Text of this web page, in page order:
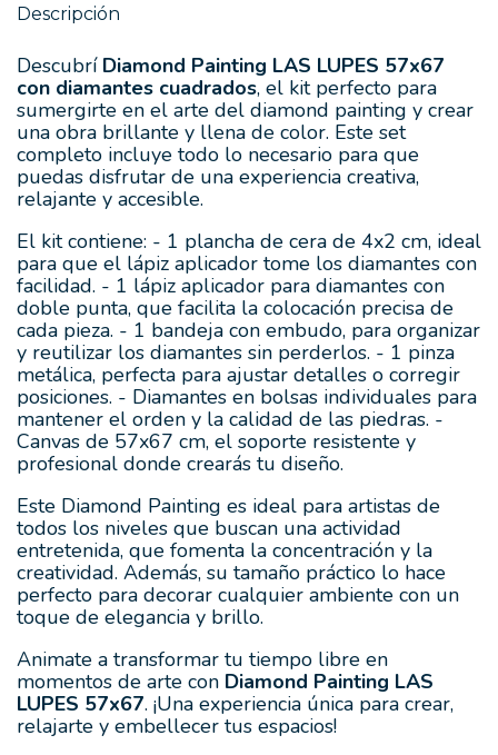
Descripción
Descubrí Diamond Painting LAS LUPES 57x67
con diamantes cuadrados, el kit perfecto para
sumergirte en el arte del diamond painting y crear
una obra brillante y llena de color. Este set
completo incluye todo lo necesario para que
puedas disfrutar de una experiencia creativa,
relajante y accesible.
El kit contiene: - 1 plancha de cera de 4x2 cm, ideal
para que el lápiz aplicador tome los diamantes con
facilidad. - 1 lápiz aplicador para diamantes con
doble punta, que facilita la colocación precisa de
cada pieza. - 1 bandeja con embudo, para organizar
y reutilizar los diamantes sin perderlos. - 1 pinza
metálica, perfecta para ajustar detalles o corregir
posiciones. - Diamantes en bolsas individuales para
mantener el orden y la calidad de las piedras. -
Canvas de 57x67 cm, el soporte resistente y
profesional donde crearás tu diseño.
Este Diamond Painting es ideal para artistas de
todos los niveles que buscan una actividad
entretenida, que fomenta la concentración y la
creatividad. Además, su tamaño práctico lo hace
perfecto para decorar cualquier ambiente con un
toque de elegancia y brillo.
Animate a transformar tu tiempo libre en
momentos de arte con Diamond Painting LAS
LUPES 57x67. ¡Una experiencia única para crear,
relajarte y embellecer tus espacios!